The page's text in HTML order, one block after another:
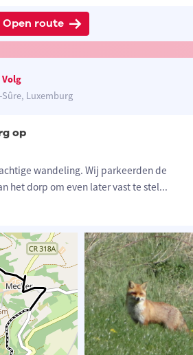
Open route
Volg
Luxemburg
op
wandeling. Wij parkeerden de
het dorp om even later vast te stel...